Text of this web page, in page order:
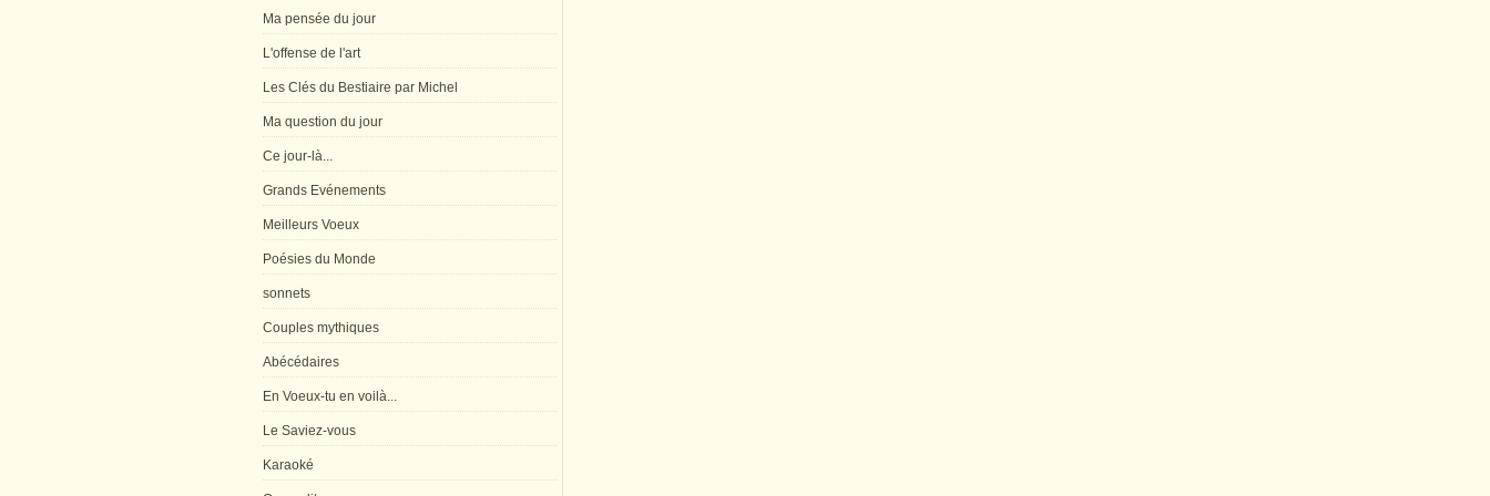
Ma pensée du jour
L'offense de l'art
Les Clés du Bestiaire par Michel
Ma question du jour
Ce jour-là...
Grands Evénements
Meilleurs Voeux
Poésies du Monde
sonnets
Couples mythiques
Abécédaires
En Voeux-tu en voilà...
Le Saviez-vous
Karaoké